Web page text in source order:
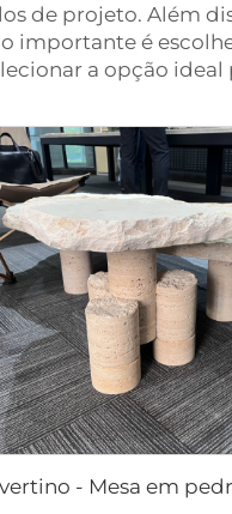
de projeto. Além
importante é
a opção ideal